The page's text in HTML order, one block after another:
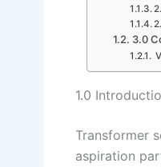
3.0
1.0
Transformer
aspiration